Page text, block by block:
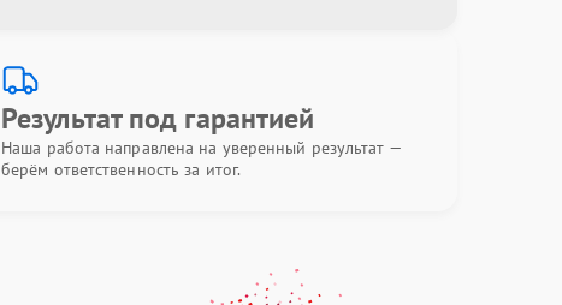
Результат под гарантией
Наша работа направлена на уверенный результат —
берём ответственность за итог.